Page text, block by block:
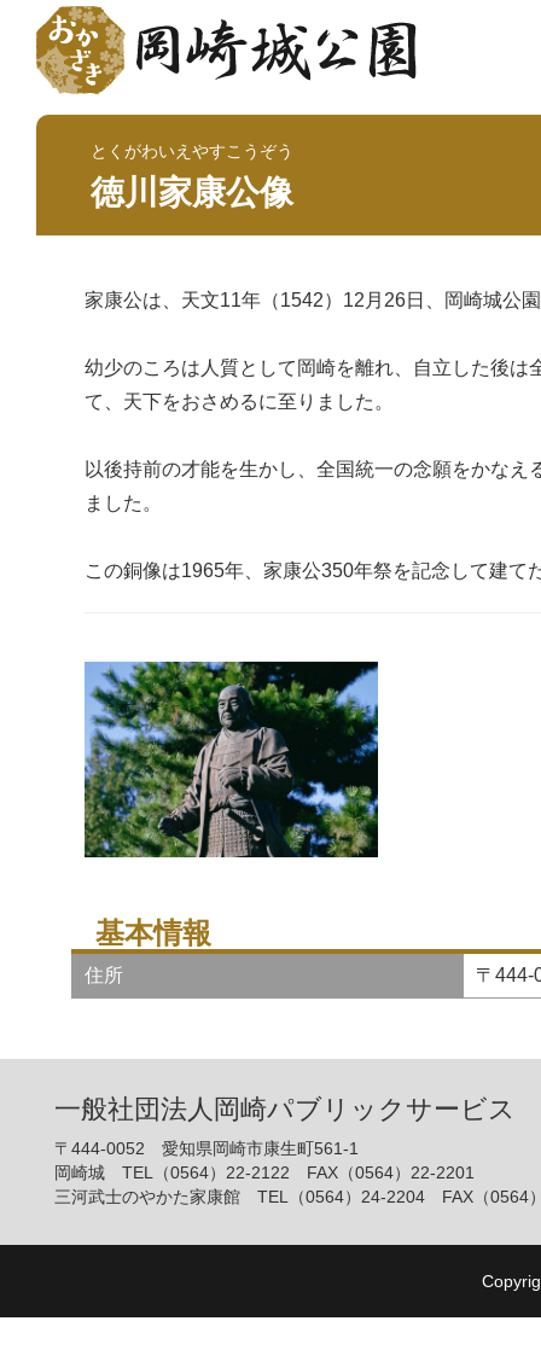
とくがわいえやすこうぞう
徳川家康公像
家康公は、天文11年（1542）12月26日、岡崎城公
幼少のころは人質として岡崎を離れ、自立した後
て、天下をおさめるに至りました。
以後持前の才能を生かし、全国統一の念願をかな
ました。
この銅像は1965年、家康公350年祭を記念して建て
基本情報
住所 〒
一般社団法人岡崎パブリックサービス
〒444-0052 愛知県岡崎市康生町561-1
岡崎城 TEL（0564）22-2122 FAX（0564）22-2201
三河武士のやかた家康館 TEL（0564）24-2204 FAX（0564